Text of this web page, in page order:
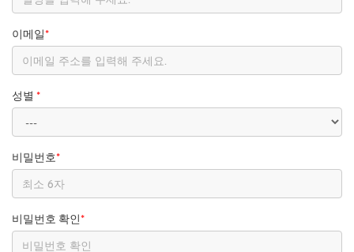
이메일 *
성별 *
비밀번호*
비밀번호 확인 *